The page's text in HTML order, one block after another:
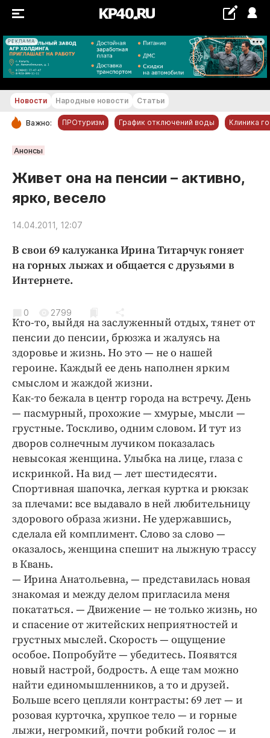
РЕКЛАМА
+26...+27 °С
РУБРИКИ
Статьи
Народные новости
Благоустройство
Криминал
Недвижимость и ЖКХ
Образование
Общество
Погода
Праздники
Происшествия
Спорт
Экономика и бизнес
ПРОЕКТЫ
Блоги
Издания
Медиаперсона
Интересное чтиво
Клиника года
Бренд года
Работодатель года
Новости Народные новости Статьи
Важно: ПРОтуризм График отключений воды Клиника
Анонсы
Живет она на пенсии – активно,
ярко, весело
14.04.2011, 12:07
В свои 69 калужанка Ирина Титарчук гоняет
на горных лыжах и общается с друзьями в
Интернете.
0 2799
Кто-то, выйдя на заслуженный отдых, тянет от
пенсии до пенсии, брюзжа и жалуясь на
здоровье и жизнь. Но это — не о нашей
героине. Каждый ее день наполнен ярким
смыслом и жаждой жизни.
Как-то бежала в центр города на встречу. День
— пасмурный, прохожие — хмурые, мысли —
грустные. Тоскливо, одним словом. И тут из
дворов солнечным лучиком показалась
невысокая женщина. Улыбка на лице, глаза с
искринкой. На вид — лет шестидесяти.
Спортивная шапочка, легкая куртка и рюкзак
за плечами: все выдавало в ней любительницу
здорового образа жизни. Не удержавшись,
сделала ей комплимент. Слово за слово —
оказалось, женщина спешит на лыжную трассу
в Квань.
— Ирина Анатольевна, — представилась новая
знакомая и между делом пригласила меня
покататься. — Движение — не только жизнь, но
и спасение от житейских неприятностей и
грустных мыслей. Скорость — ощущение
особое. Попробуйте — убедитесь. Появятся
новый настрой, бодрость. А еще там можно
найти единомышленников, а то и друзей.
Больше всего цепляли контрасты: 69 лет — и
розовая курточка, хрупкое тело — и горные
лыжи, негромкий, почти робкий голос — и